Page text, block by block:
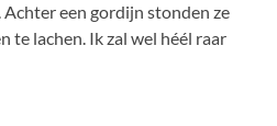
Achter een gordijn stonden ze
te lachen. Ik zal wel héél raar